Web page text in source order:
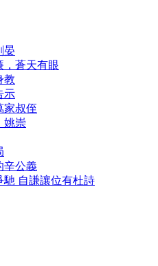
晏
，蒼天有眼
教
示
家叔侄
姚崇
辛公義
馳 自謙讓位有杜詩